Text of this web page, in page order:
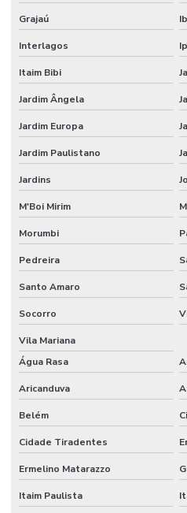
Estufa de secagem para laboratório
Fábrica de vidraria para laboratório
Fabricante de vidrarias para
Filtro de seringa
Filtro de ventilação
Fornecedor de vidraria para
Fornecedores de materiais para
Forno para laboratório
Forno mufla
Frasco bod
Frasco Erlenmeyer graduado
Frasco lavador de gases tipo
Frasco mariotte
Frasco mariotte com torneira
Frasco reagente graduado tampa
Grajaú
Interlagos
Itaim Bibi
Jardim Ângela
Jardim Europa
Jardim Paulistano
Jardins
M'Boi Mirim
Morumbi
Pedreira
Santo Amaro
Socorro
Vila Mariana
Água Rasa
Aricanduva
Belém
Cidade Tiradentes
Ermelino Matarazzo
Itaim Paulista